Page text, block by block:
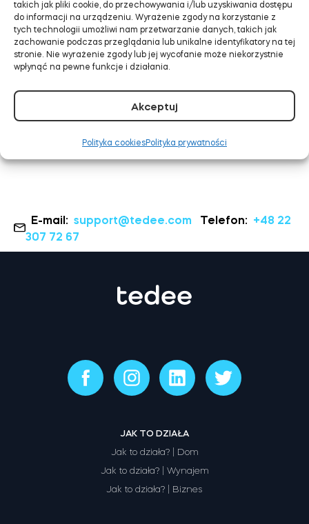
takich jak pliki cookie, do przechowywania i/lub uzyskiwania dostępu
do informacji na urządzeniu. Wyrażenie zgody na korzystanie z
tych technologii umożliwi nam przetwarzanie danych, takich jak
zachowanie podczas przeglądania lub unikalne identyfikatory na tej
stronie. Nie wyrażenie zgody lub jej wycofanie może niekorzystnie
wpłynąć na pewne funkcje i działania.
Akceptuj
Polityka cookiesPolityka prywatności
5 powodów, dla których
Tedee GO2 to najlepszy
smart lock w swojej cenie
E-mail: support@tedee.com Telefon: +48 22
307 72 67
JAK TO DZIAŁA
Jak to działa? | Dom
Jak to działa? | Wynajem
Jak to działa? | Biznes